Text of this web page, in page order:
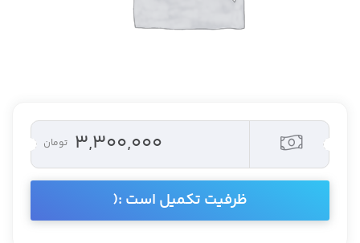
۳,۳۰۰,۰۰۰ تومان
ظرفیت تکمیل است :(